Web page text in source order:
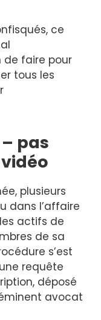
ce
de faire pour
tous les
pas
plusieurs
dans l’affaire
actifs de
de sa
s’est
requête
déposé
avocat